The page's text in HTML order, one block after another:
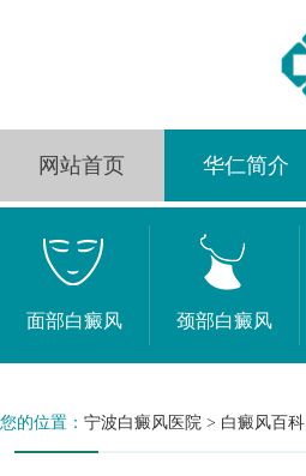
网站首页 华仁简介
面部白癜风 颈部白癜风
您的位置： 宁波白癜风医院 > 白癜风百科